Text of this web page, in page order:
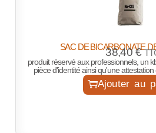
SAC DE BICARBONATE
38,40€
produit réservé aux professionnels, un
pièce d'identité ainsi qu'une
Ajouter au